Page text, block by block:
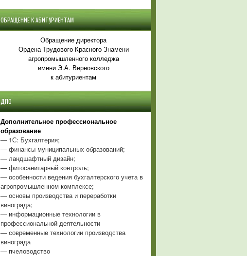
ОБРАЩЕНИЕ К АБИТУРИЕНТАМ
Обращение директора
Ордена Трудового Красного Знамени
агропромышленного колледжа
имени Э.А. Верновского
к абитуриентам
ДПО
Дополнительное профессиональное
образование
— 1С: Бухгалтерия;
— финансы муниципальных образований;
— ландшафтный дизайн;
— фитосанитарный контроль;
— особенности ведения бухгалтерского учета в
агропромышленном комплексе;
— основы производства и переработки
винограда;
— информационные технологии в
профессиональной деятельности
— современные технологии производства
винограда
— пчеловодство